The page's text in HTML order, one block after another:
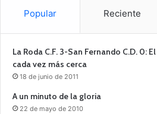
Popular Reciente
La Roda C.F. 3-San Fernando C.D. 0:
cada vez más cerca
18 de junio de 2011
A un minuto de la gloria
22 de mayo de 2010